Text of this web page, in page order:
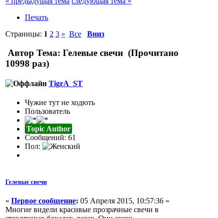
Печать
Страницы: 1 2 3 » Все Вниз
Автор Тема: Гелевые свечи (Прочитано
10998 раз)
TigrA_ST
Чужие тут не ходють
Пользователь
Topic Author
Сообщений: 61
Пол:
Гелевые свечи
« Первое сообщение: 05 Апреля 2015, 10:57:36 »
Многие видели красивые прозрачные свечи в